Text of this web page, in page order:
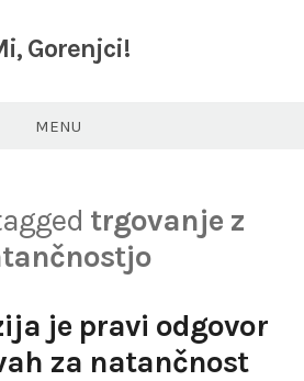
Gorenjci!
MENU
trgovanje z
je pravi odgovor
za natančnost